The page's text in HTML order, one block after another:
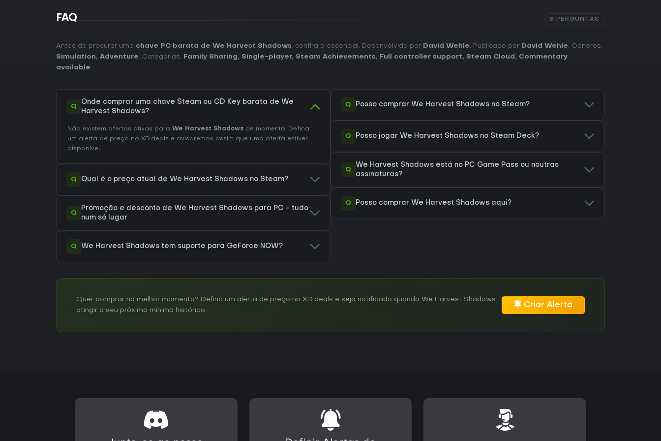
FAQ 8 PERGUNTAS
Antes de procurar uma chave PC barata de We Harvest Shadows, confira o essencial. Desenvolvido por David Wehle. Publicado por David Wehle. Géneros:
Simulation, Adventure. Categorias: Family Sharing, Single-player, Steam Achievements, Full controller support, Steam Cloud , Commentary
available.
Q
Onde comprar uma chave Steam ou CD Key barata de We
Harvest Shadows?
Não existem ofertas ativas para We Harvest Shadows de momento. Defina
um alerta de preço no XD.deals e avisaremos assim que uma oferta estiver
disponível.
Q Qual é o preço atual de We Harvest Shadows no Steam?
Q
Promoção e desconto de We Harvest Shadows para PC - tudo
num só lugar
Q We Harvest Shadows tem suporte para GeForce NOW?
Q Posso comprar We Harvest Shadows no Steam?
Q Posso jogar We Harvest Shadows no Steam Deck?
Q
We Harvest Shadows está no PC Game Pass ou noutras
assinaturas?
Q Posso comprar We Harvest Shadows aqui?
Quer comprar no melhor momento? Defina um alerta de preço no XD.deals e seja notificado quando We Harvest Shadows
atingir o seu próximo mínimo histórico.
Criar Alerta